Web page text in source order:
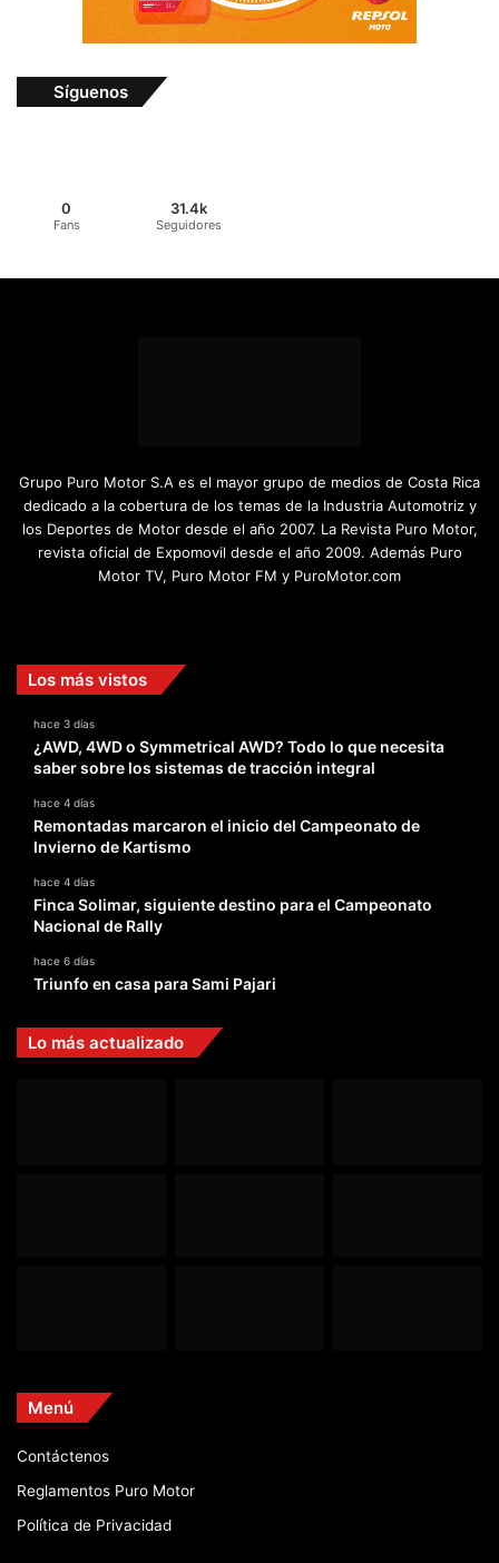
Síguenos
0
Fans
31.4k
Seguidores
Grupo Puro Motor S.A es el mayor grupo de medios de Costa Rica
dedicado a la cobertura de los temas de la Industria Automotriz y
los Deportes de Motor desde el año 2007. La Revista Puro Motor,
revista oficial de Expomovil desde el año 2009. Además Puro
Motor TV, Puro Motor FM y PuroMotor.com
Los más vistos
hace 3 días
¿AWD, 4WD o Symmetrical AWD? Todo lo que necesita
saber sobre los sistemas de tracción integral
hace 4 días
Remontadas marcaron el inicio del Campeonato de
Invierno de Kartismo
hace 4 días
Finca Solimar, siguiente destino para el Campeonato
Nacional de Rally
hace 6 días
Triunfo en casa para Sami Pajari
Lo más actualizado
Menú
Contáctenos
Reglamentos Puro Motor
Política de Privacidad